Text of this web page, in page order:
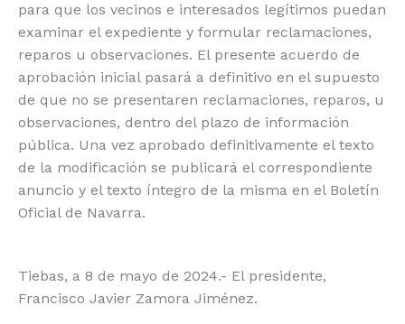
para que los vecinos e interesados legítimos puedan
examinar el expediente y formular reclamaciones,
reparos u observaciones. El presente acuerdo de
aprobación inicial pasará a definitivo en el supuesto
de que no se presentaren reclamaciones, reparos, u
observaciones, dentro del plazo de información
pública. Una vez aprobado definitivamente el texto
de la modificación se publicará el correspondiente
anuncio y el texto íntegro de la misma en el Boletín
Oficial de Navarra.
Tiebas, a 8 de mayo de 2024.- El presidente,
Francisco Javier Zamora Jiménez.